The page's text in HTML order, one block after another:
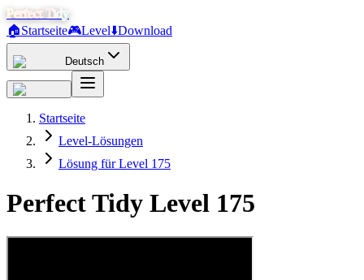
Perfect Tidy
🏠Startseite🎮Level⬇️Download
Deutsch
Startseite
Level-Lösungen
Lösung für Level 175
Perfect Tidy Level 175